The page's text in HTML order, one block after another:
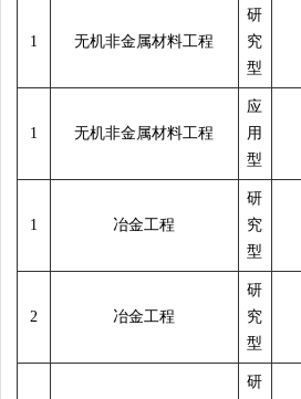
1 无机非金属材料工程
研
究
型
1 无机非金属材料工程
应
用
型
1 冶金工程
研
究
型
2 冶金工程
研
究
型
研